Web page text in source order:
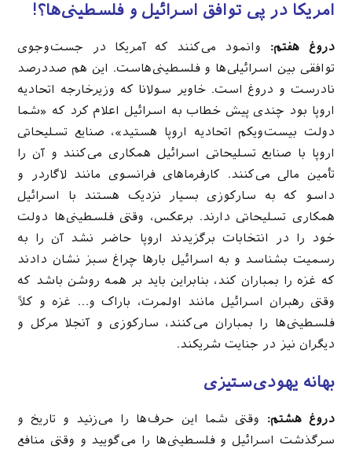
امریكا در پی توافق اسرائیل و فلسطینی‌ها؟!
دروغ هفتم: وانمود می‌کنند که آمریکا در جست‌وجوی
توافقی بین اسرائیلی‌ها و فلسطینی‌هاست. این هم صددرصد
نادرست و دروغ است. خاویر سولانا که وزیرخارجه اتحادیه
اروپا بود چندی پیش خطاب به اسرائیل اعلام کرد که «شما
دولت بیست‌ویکم اتحادیه اروپا هستید»، صنایع تسلیحاتی
اروپا با صنایع تسلیحاتی اسرائیل همکاری می‌کنند و آن را
تأمین مالی می‌كنند. کارفرماهای فرانسوی مانند لاگاردر و
داسو که به سارکوزی بسیار نزدیک هستند با اسرائیل
همکاری تسلیحاتی دارند. برعکس، وقتی فلسطینی‌ها دولت
خود را در انتخابات برگزیدند اروپا حاضر نشد آن را به
رسمیت بشناسد و به اسرائیل بارها چراغ سبز نشان دادند
که غزه را بمباران کند، بنابراین باید بر همه روشن باشد که
وقتی رهبران اسرائیل مانند اولمرت، باراک و… غزه و کلاً
فلسطینی‌ها را بمباران می‌کنند، سارکوزی و آنجلا مرکل و
دیگران نیز در جنایت شریکند.
بهانه یهودی‌ستیزی
دروغ هشتم:
وقتی شما این حرف‌ها را می‌زنید و تاریخ و
سرگذشت اسرائیل و فلسطینی‌ها را می‌گویید و وقتی منافع